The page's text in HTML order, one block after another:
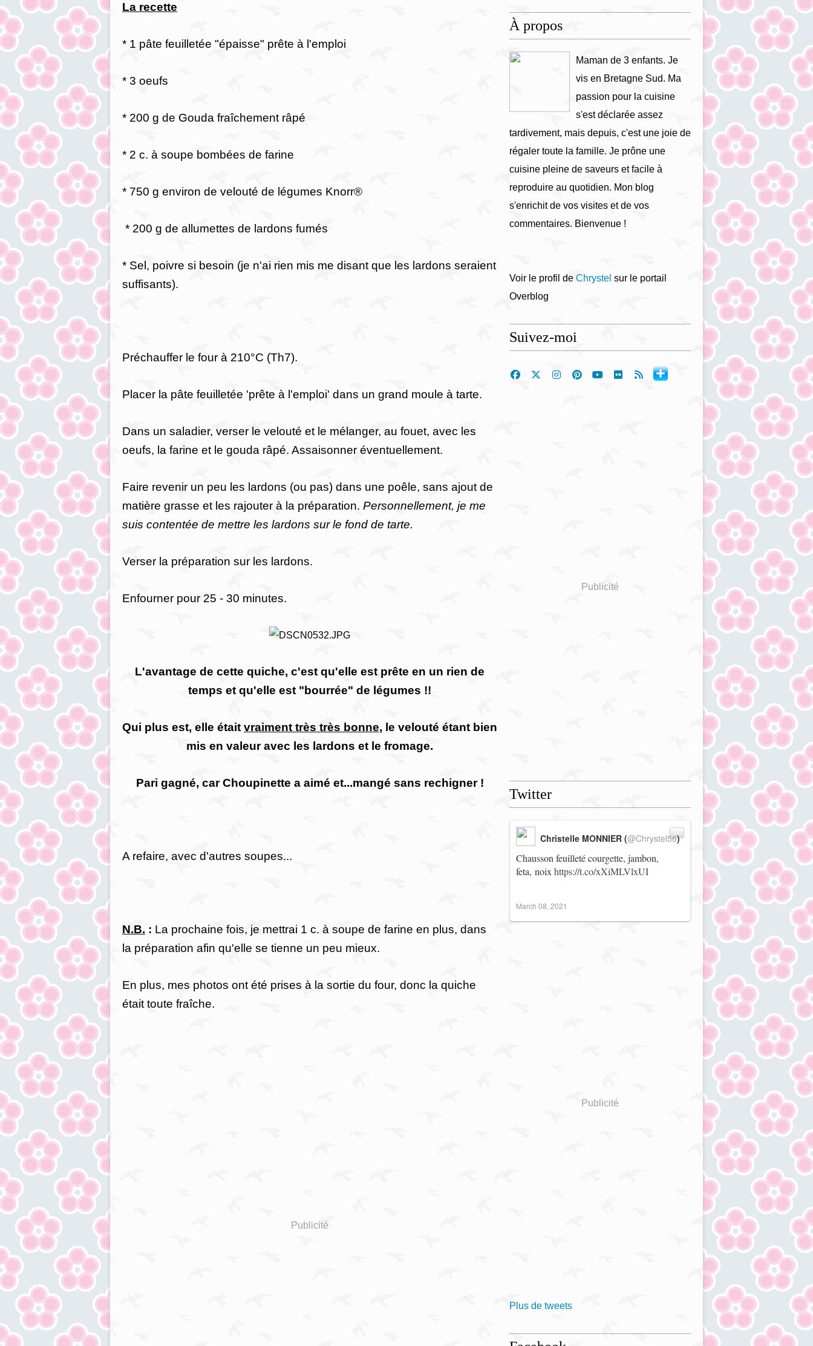
La recette
* 1 pâte feuilletée "épaisse" prête à l'emploi
* 3 oeufs
* 200 g de Gouda fraîchement râpé
* 2 c. à soupe bombées de farine
* 750 g environ de velouté de légumes Knorr®
* 200 g de allumettes de lardons fumés
* Sel, poivre si besoin (je n'ai rien mis me disant que les lardons seraient
suffisants).
Préchauffer le four à 210°C (Th7).
Placer la pâte feuilletée 'prête à l'emploi' dans un grand moule à tarte.
Dans un saladier, verser le velouté et le mélanger, au fouet, avec les
oeufs, la farine et le gouda râpé. Assaisonner éventuellement.
Faire revenir un peu les lardons (ou pas) dans une poêle, sans ajout de
matière grasse et les rajouter à la préparation. Personnellement, je me
suis contentée de mettre les lardons sur le fond de tarte.
Verser la préparation sur les lardons.
Enfourner pour 25 - 30 minutes.
L'avantage de cette quiche, c'est qu'elle est prête en un rien de
temps et qu'elle est "bourrée" de légumes !!
Qui plus est, elle était vraiment très très bonne, le velouté étant bien
mis en valeur avec les lardons et le fromage.
Pari gagné, car Choupinette a aimé et...mangé sans rechigner !
A refaire, avec d'autres soupes...
N.B. : La prochaine fois, je mettrai 1 c. à soupe de farine en plus, dans
la préparation afin qu'elle se tienne un peu mieux.
En plus, mes photos ont été prises à la sortie du four, donc la quiche
était toute fraîche.
Publicité
À propos
Maman de 3 enfants. Je
vis en Bretagne Sud. Ma
passion pour la cuisine
s'est déclarée assez
tardivement, mais depuis, c'est une joie de
régaler toute la famille. Je prône une
cuisine pleine de saveurs et facile à
reproduire au quotidien. Mon blog
s'enrichit de vos visites et de vos
commentaires. Bienvenue !
Voir le profil de Chrystel sur le portail
Overblog
Suivez-moi
Publicité
Twitter
Chausson feuilleté courgette, jambon,
feta, noix https://t.co/xXiMLVlxUI
Christelle MONNIER (@Chrystel56)
March 08, 2021
Publicité
Plus de tweets